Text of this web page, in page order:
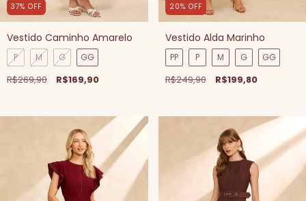
37% OFF
Vestido Caminho Amarelo
P M G GG
R$269,90 R$169,90
20% OFF
Vestido Alda Marinho
PP P M G GG
R$249,90 R$199,80